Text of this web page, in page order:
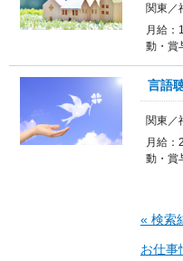
関東／
月給：
動・賞
言語
関東／
月給：
動・賞
« 検索
お仕事